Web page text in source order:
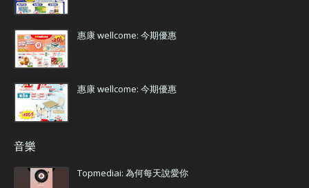
惠康 wellcome: 今期優惠
惠康 wellcome: 今期優惠
音樂
Topmediai: 為何每天說愛你